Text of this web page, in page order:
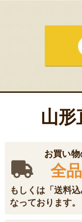
山
お買い
全
もしくは「送料
なっております。